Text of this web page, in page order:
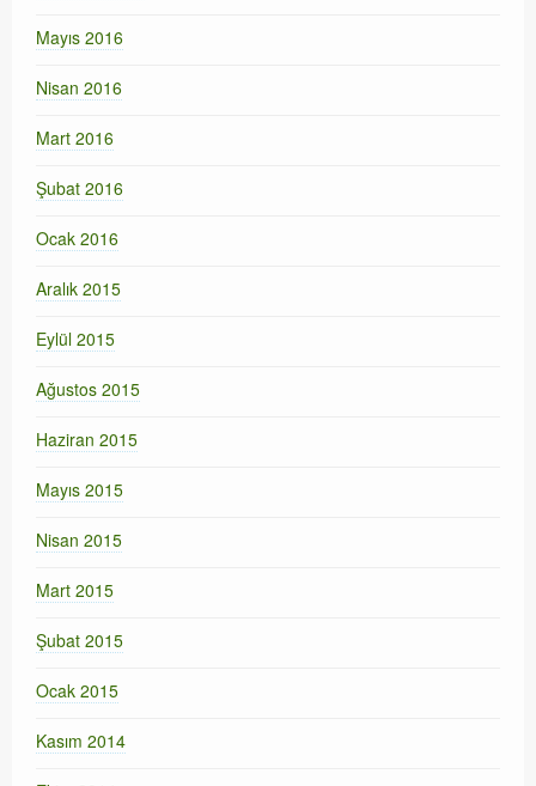
Mayıs 2016
Nisan 2016
Mart 2016
Şubat 2016
Ocak 2016
Aralık 2015
Eylül 2015
Ağustos 2015
Haziran 2015
Mayıs 2015
Nisan 2015
Mart 2015
Şubat 2015
Ocak 2015
Kasım 2014